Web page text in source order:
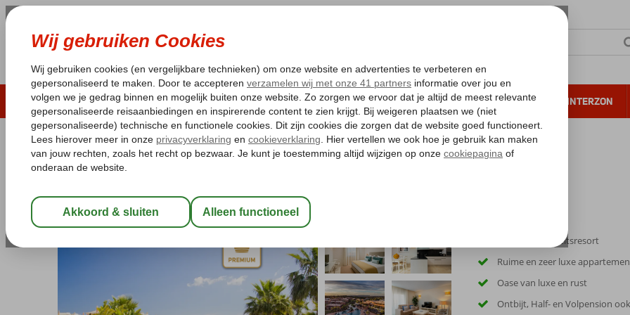
LAST MINUTE ZOMER 2026 ZONVAKANTIE VERRE REIZEN ALL INCLUSIVE WINTERZON
Pakketgarantie Laagsteprijsgarantie* Gratis annuleren*
Home
Portugal Algarve
Monte Santo Resort
Logies Appartement
Populair kwaliteitsresort
Ruime en zeer luxe
Oase van luxe en rust
Ontbijt, Half- en Volpension